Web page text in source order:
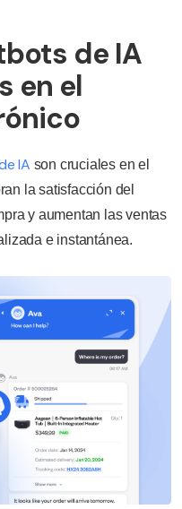
de IA
en el
IA son cruciales en el
la satisfacción del
y aumentan las ventas
e instantánea.